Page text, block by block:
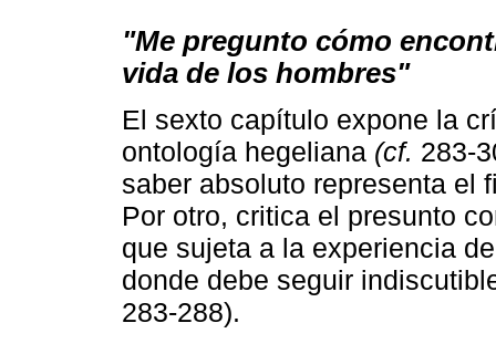
"Me pregunto cómo
vida de los hombres"
El sexto capítulo expone la
ontología hegeliana (cf. 283-
saber absoluto representa el
Por otro, critica el presunto
que sujeta a la experiencia
donde debe seguir
283-288).